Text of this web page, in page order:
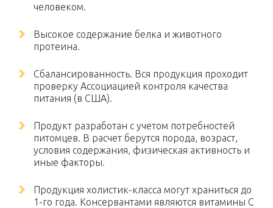
человеком.
Высокое содержание белка и животного
протеина.
Сбалансированность. Вся продукция проходит
проверку Ассоциацией контроля качества
питания (в США).
Продукт разработан с учетом потребностей
питомцев. В расчет берутся порода, возраст,
условия содержания, физическая активность и
иные факторы.
Продукция холистик-класса могут храниться до
1-го года. Консервантами являются витамины С